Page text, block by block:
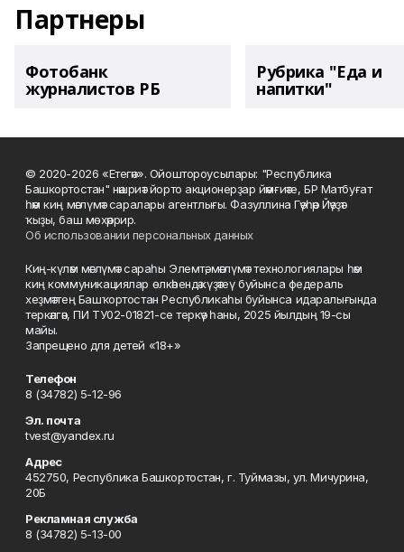
Партнеры
Фотобанк
журналистов РБ
Рубрика "Еда и
напитки"
© 2020-2026 «Етегән». Ойоштороусылары: "Республика
Башкортостан" нәшриәт йорто акционерҙар йәмғиәте, БР Матбуғат
һәм киң мәғлүмәт саралары агентлығы. Фазуллина Гәүһәр Йәүҙәт
ҡыҙы, баш мөхәррир.
Об использовании персональных данных
Киң-күләм мәғлүмәт сараһы Элемтә, мәғлүмәт технологиялары һәм
киң коммуникациялар өлкәһендә күҙәтеү буйынса федераль
хеҙмәттең Башҡортостан Республикаһы буйынса идаралығында
теркәлгән, ПИ ТУ02-01821-се теркәү һаны, 2025 йылдың 19-сы
майы.
Запрещено для детей «18+»
Телефон
8 (34782) 5-12-96
Эл. почта
tvest@yandex.ru
Адрес
452750, Республика Башкортостан, г. Туймазы, ул. Мичурина,
20Б
Рекламная служба
8 (34782) 5-13-00